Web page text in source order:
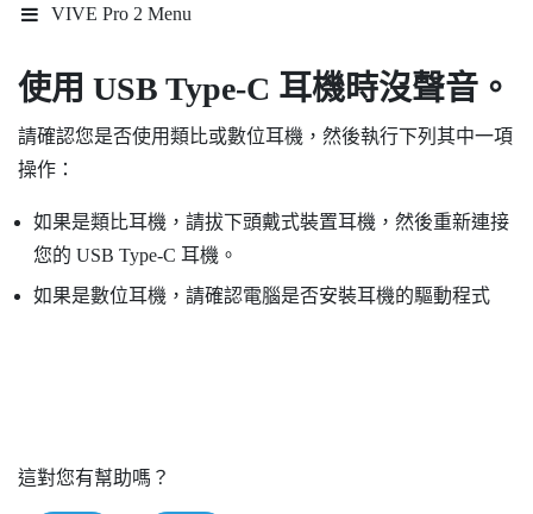
VIVE Pro 2 Menu
使用 USB Type-C 耳機時沒聲音。
請確認您是否使用類比或數位耳機，然後執行下列其中一項
操作：
如果是類比耳機，請拔下頭戴式裝置耳機，然後重新連接
您的 USB Type-C 耳機。
如果是數位耳機，請確認電腦是否安裝耳機的驅動程式
這對您有幫助嗎？